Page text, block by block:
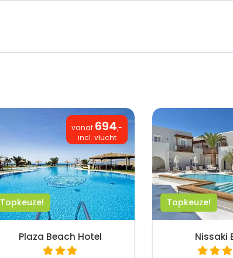
vanaf 694,-
incl. vlucht
Topkeuze!
Plaza Beach Hotel
Topkeuze!
Nissaki